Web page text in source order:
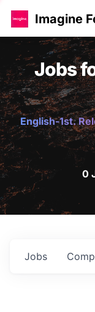
Imagine
Jobs
English-1st.
0
Jobs